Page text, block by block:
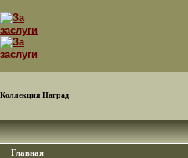
Коллекция Наград
Главная